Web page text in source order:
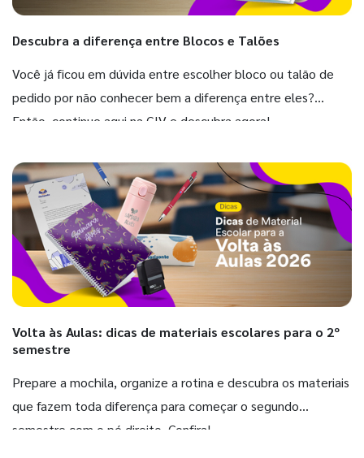
Descubra a diferença entre Blocos e Talões
Você já ficou em dúvida entre escolher bloco ou talão de
pedido por não conhecer bem a diferença entre eles?
Então, continue aqui na GIV e descubra agora!
Volta às Aulas: dicas de materiais escolares para o 2º
semestre
Prepare a mochila, organize a rotina e descubra os materiais
que fazem toda diferença para começar o segundo
semestre com o pé direito. Confira!